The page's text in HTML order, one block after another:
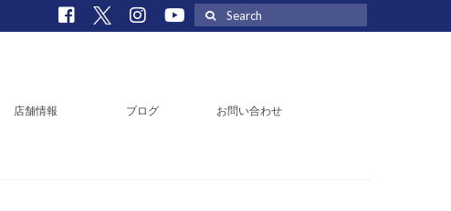
Search
for:
店舗情報 ブログ お問い合わせ